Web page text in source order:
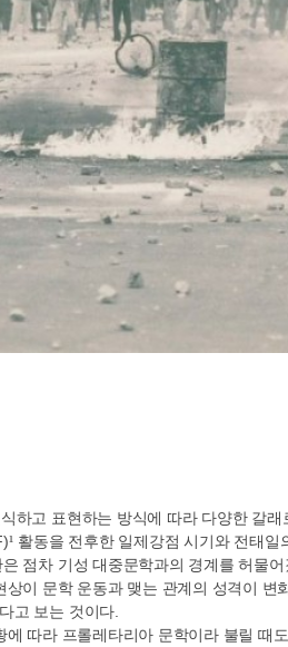
하고 표현하는 방식에 따라 다양한 갈래
)¹ 활동을 전후한 일제강점 시기와 전태일
점차 기성 대중문학과의 경계를 허물어
이 문학 운동과 맺는 관계의 성격이 변
고 보는 것이다
따라 프롤레타리아 문학이라 불릴 때